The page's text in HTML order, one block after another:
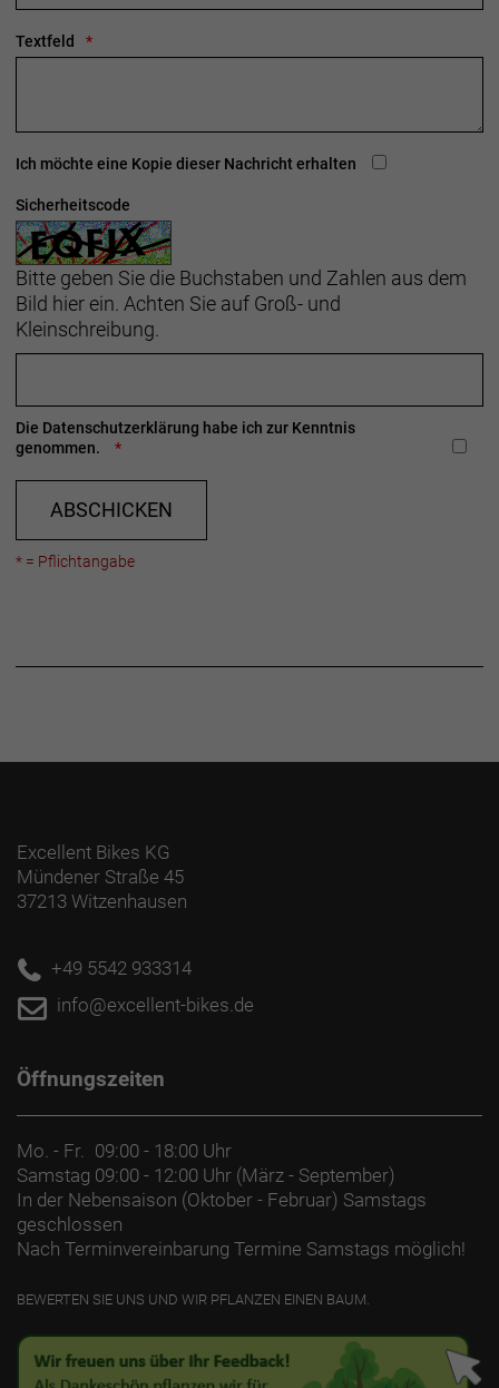
Herstellerdaten gem. GPSR
Wegastraße 8 C
06116 Halle (Saale)
Telefon: 00800 8735 8735
Textfeld
Ich möchte eine Kopie dieser Nachricht erhalten
Sicherheitscode
Bitte geben Sie die Buchstaben und Zahlen aus dem
Bild hier ein. Achten Sie auf Groß- und
Kleinschreibung.
Die Datenschutzerklärung habe ich zur Kenntnis
genommen.
ABSCHICKEN
* = Pflichtangabe
Excellent Bikes KG
Mündener Straße 45
37213 Witzenhausen
+49 5542 933314
info@excellent-bikes.de
Öffnungszeiten
Mo. - Fr. 09:00 - 18:00 Uhr
Samstag 09:00 - 12:00 Uhr (März - September)
In der Nebensaison (Oktober - Februar) Samstags
geschlossen
Nach Terminvereinbarung Termine Samstags möglich!
BEWERTEN SIE UNS UND WIR PFLANZEN EINEN BAUM.